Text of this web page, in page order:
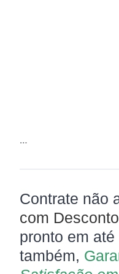
…
Contrate não
com Desconto
pronto em
também,